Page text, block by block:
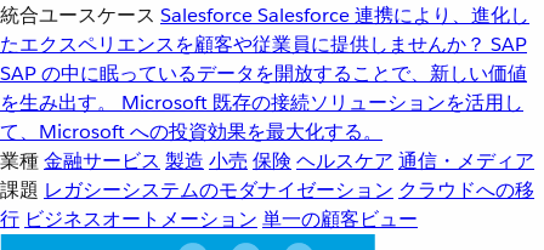
統合ユースケース SalesforceSalesforce 連携により、進化し
たエクスペリエンスを顧客や従業員に提供しませんか？ SAP
SAP の中に眠っているデータを開放することで、新しい価値
を生み出す。
Microsoft 既存の接続ソリューションを活用し
て、Microsoft への投資効果を最大化する。
業種金融サービス 製造 小売 保険 ヘルスケア 通信・メディア
課題 レガシーシステムのモダナイゼーション クラウドへの移
行 ビジネスオートメーション 単一の顧客ビュー